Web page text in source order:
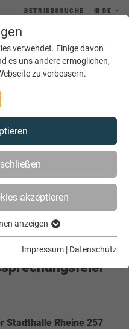
verwendet. Einige davon
es uns andere ermöglichen,
zu verbessern.
akzeptieren
anzeigen
Impressum | Datenschutz
BETRIEBSSUCHE DE
MENÜ
2025 IN
Stadthalle Rheine 257